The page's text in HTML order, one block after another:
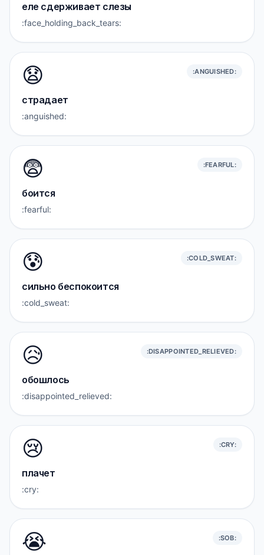
еле сдерживает слезы
:face_holding_back_tears:
😧 :ANGUISHED:
страдает
:anguished:
😨 :FEARFUL:
боится
:fearful:
😰 :COLD_SWEAT:
сильно беспокоится
:cold_sweat:
😥 :DISAPPOINTED_RELIEVED:
обошлось
:disappointed_relieved:
😢 :CRY:
плачет
:cry:
😭 :SOB: